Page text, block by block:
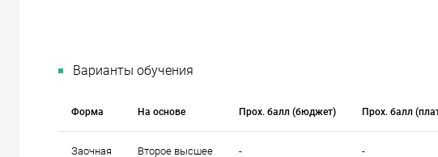
Варианты обучения
Форма На основе Прох. балл (бюджет) Прох. балл
Заочная Второе высшее - -